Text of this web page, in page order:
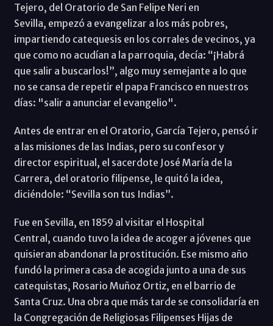
Tejero, del Oratorio de San Felipe Neri en
Sevilla, empezó a evangelizar a los más pobres,
impartiendo catequesis en los corrales de vecinos, ya
que como no acudían a la parroquia, decía: “¡Habrá
que salir a buscarlos!”, algo muy semejante a lo que
no se cansa de repetir el papa Francisco en nuestros
días: "salir a anunciar el evangelio".
Antes de entrar en el Oratorio, García Tejero, pensó ir
a las misiones de las Indias, pero su confesor y
director espiritual, el sacerdote José María de la
Carrera, del oratorio filipense, le quitó la idea,
diciéndole: “Sevilla son tus Indias”.
Fue en Sevilla, en 1859 al visitar el Hospital
Central, cuando tuvo la idea de acoger a jóvenes que
quisieran abandonar la prostitución. Ese mismo año
fundó la primera casa de acogida junto a una de sus
catequistas, Rosario Muñoz Ortiz, en el barrio de
Santa Cruz. Una obra que más tarde se consolidaría en
la Congregación de Religiosas Filipenses Hijas de